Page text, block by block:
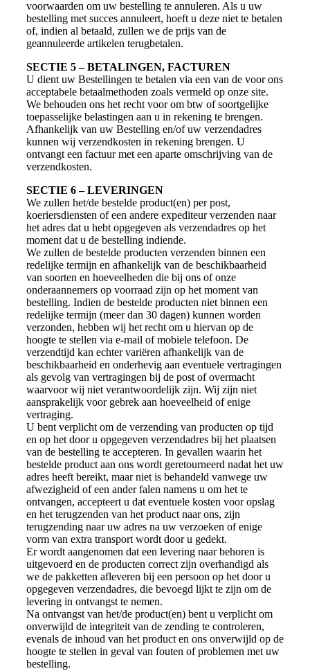
voorwaarden om uw bestelling te annuleren. Als u uw
bestelling met succes annuleert, hoeft u deze niet te betalen
of, indien al betaald, zullen we de prijs van de
geannuleerde artikelen terugbetalen.
SECTIE 5 – BETALINGEN, FACTUREN
U dient uw Bestellingen te betalen via een van de voor ons
acceptabele betaalmethoden zoals vermeld op onze site.
We behouden ons het recht voor om btw of soortgelijke
toepasselijke belastingen aan u in rekening te brengen.
Afhankelijk van uw Bestelling en/of uw verzendadres
kunnen wij verzendkosten in rekening brengen. U
ontvangt een factuur met een aparte omschrijving van de
verzendkosten.
SECTIE 6 – LEVERINGEN
We zullen het/de bestelde product(en) per post,
koeriersdiensten of een andere expediteur verzenden naar
het adres dat u hebt opgegeven als verzendadres op het
moment dat u de bestelling indiende.
We zullen de bestelde producten verzenden binnen een
redelijke termijn en afhankelijk van de beschikbaarheid
van soorten en hoeveelheden die bij ons of onze
onderaannemers op voorraad zijn op het moment van
bestelling. Indien de bestelde producten niet binnen een
redelijke termijn (meer dan 30 dagen) kunnen worden
verzonden, hebben wij het recht om u hiervan op de
hoogte te stellen via e-mail of mobiele telefoon. De
verzendtijd kan echter variëren afhankelijk van de
beschikbaarheid en onderhevig aan eventuele vertragingen
als gevolg van vertragingen bij de post of overmacht
waarvoor wij niet verantwoordelijk zijn. Wij zijn niet
aansprakelijk voor gebrek aan hoeveelheid of enige
vertraging.
U bent verplicht om de verzending van producten op tijd
en op het door u opgegeven verzendadres bij het plaatsen
van de bestelling te accepteren. In gevallen waarin het
bestelde product aan ons wordt geretourneerd nadat het uw
adres heeft bereikt, maar niet is behandeld vanwege uw
afwezigheid of een ander falen namens u om het te
ontvangen, accepteert u dat eventuele kosten voor opslag
en het terugzenden van het product naar ons, zijn
terugzending naar uw adres na uw verzoeken of enige
vorm van extra transport wordt door u gedekt.
Er wordt aangenomen dat een levering naar behoren is
uitgevoerd en de producten correct zijn overhandigd als
we de pakketten afleveren bij een persoon op het door u
opgegeven verzendadres, die bevoegd lijkt te zijn om de
levering in ontvangst te nemen.
Na ontvangst van het/de product(en) bent u verplicht om
onverwijld de integriteit van de zending te controleren,
evenals de inhoud van het product en ons onverwijld op de
hoogte te stellen in geval van fouten of problemen met uw
bestelling.